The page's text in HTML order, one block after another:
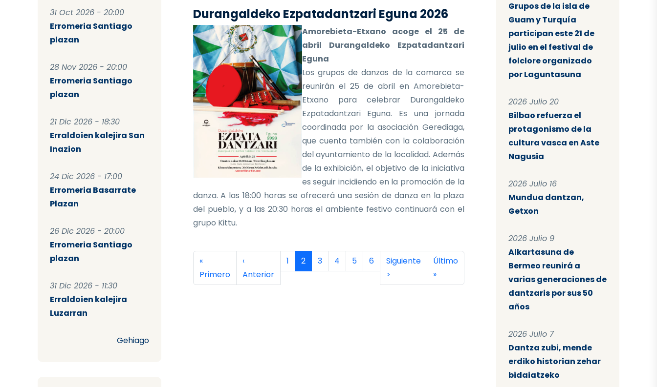
31 Oct 2026 - 20:00
Erromeria Santiago
plazan
28 Nov 2026 - 20:00
Erromeria Santiago
plazan
21 Dic 2026 - 18:30
Erraldoien kalejira San
Inazion
24 Dic 2026 - 17:00
Erromeria Basarrate
Plazan
26 Dic 2026 - 20:00
Erromeria Santiago
plazan
31 Dic 2026 - 11:30
Erraldoien kalejira
Luzarran
Gehiago
Durangaldeko Ezpatadantzari Eguna 2026
Amorebieta-Etxano acoge el 25 de
abril Durangaldeko Ezpatadantzari
Eguna
Los grupos de danzas de la comarca se
reunirán el 25 de abril en Amorebieta-
Etxano para celebrar Durangaldeko
Ezpatadantzari Eguna. Es una jornada
coordinada por la asociación Gerediaga,
que cuenta también con la colaboración
del ayuntamiento de la localidad. Además
de la exhibición, el objetivo de la iniciativa
es seguir incidiendo en la promoción de la
danza. A las 18:00 horas se ofrecerá una sesión de danza en la plaza
del pueblo, y a las 20:30 horas el ambiente festivo continuará con el
grupo Kittu.
Paginación
Primera página
«
Primero
Página anterior
‹
Anterior
Página
1 Página actual
2 Página
3 Página
4 Página
5 Página
6 Siguiente página
Siguiente
>
Última página
Último
»
Grupos de la isla de
Guam y Turquía
participan este 21 de
julio en el festival de
folclore organizado
por Laguntasuna
2026 Julio 20
Bilbao refuerza el
protagonismo de la
cultura vasca en Aste
Nagusia
2026 Julio 16
Mundua dantzan,
Getxon
2026 Julio 9
Alkartasuna de
Bermeo reunirá a
varias generaciones de
dantzaris por sus 50
años
2026 Julio 7
Dantza zubi, mende
erdiko historian zehar
bidaiatzeko